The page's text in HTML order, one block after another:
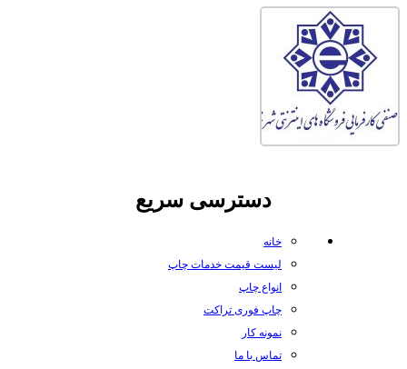
دسترسی سریع
خانه
لیست قیمت خدمات چاپ
انواع چاپ
چاپ فوری تراکت
نمونه کار
تماس با ما